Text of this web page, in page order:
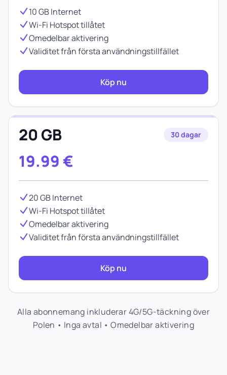
10 GB Internet
Wi-Fi Hotspot tillåtet
Omedelbar aktivering
Validitet från första användningstillfället
Köp nu
20 GB 30 dagar
19.99 €
20 GB Internet
Wi-Fi Hotspot tillåtet
Omedelbar aktivering
Validitet från första användningstillfället
Köp nu
Alla abonnemang inkluderar 4G/5G-täckning över
Polen • Inga avtal • Omedelbar aktivering